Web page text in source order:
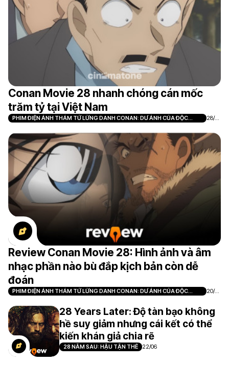
Conan Movie 28 nhanh chóng cán mốc
trăm tỷ tại Việt Nam
PHIM ĐIỆN ẢNH THÁM TỬ LỪNG DANH CONAN: DƯ ẢNH CỦA ĐỘC
NHÃN
28/0
Review Conan Movie 28: Hình ảnh và âm
nhạc phần nào bù đắp kịch bản còn dễ
đoán
PHIM ĐIỆN ẢNH THÁM TỬ LỪNG DANH CONAN: DƯ ẢNH CỦA ĐỘC
NHÃN
20/0
28 Years Later: Độ tàn bạo không
hề suy giảm nhưng cái kết có thể
kiến khán giả chia rẽ
28 NĂM SAU: HẬU TẬN THẾ 22/06